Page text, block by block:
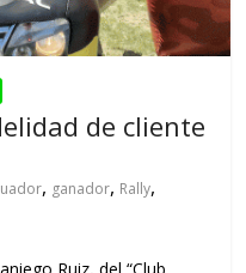
de cliente
, ganador, Rally,